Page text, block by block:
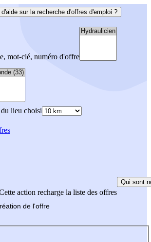
d'aide sur la recherche d'offres d'emploi ?
mot-clé, numéro d'offre
lieu choisi
action recharge la liste des offres
Qui sont
de l'offre